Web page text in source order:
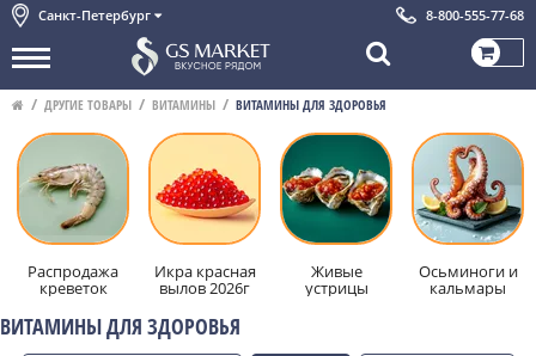
Санкт-Петербург 8-800-555-77-68
ДРУГИЕ ТОВАРЫ ВИТАМИНЫ ВИТАМИНЫ ДЛЯ ЗДОРОВЬЯ
Распродажа
креветок
Икра красная
вылов 2026г
Живые
устрицы
Осьминоги и
кальмары
ВИТАМИНЫ ДЛЯ ЗДОРОВЬЯ